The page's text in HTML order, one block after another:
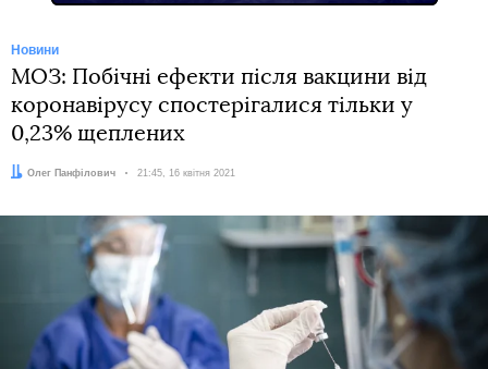
Новини
МОЗ: Побічні ефекти після вакцини від
коронавірусу спостерігалися тільки у
0,23% щеплених
Автор:
Олег Панфілович Дата:
21:45, 16 квітня 2021